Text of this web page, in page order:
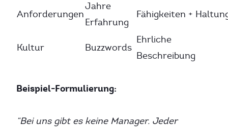
Anforderungen
Jahre
Erfahrung
Fähigkeiten +
Kultur Buzzwords
Ehrliche
Beschreibung
Beispiel-Formulierung:
“Bei uns gibt es keine Manager. Jeder